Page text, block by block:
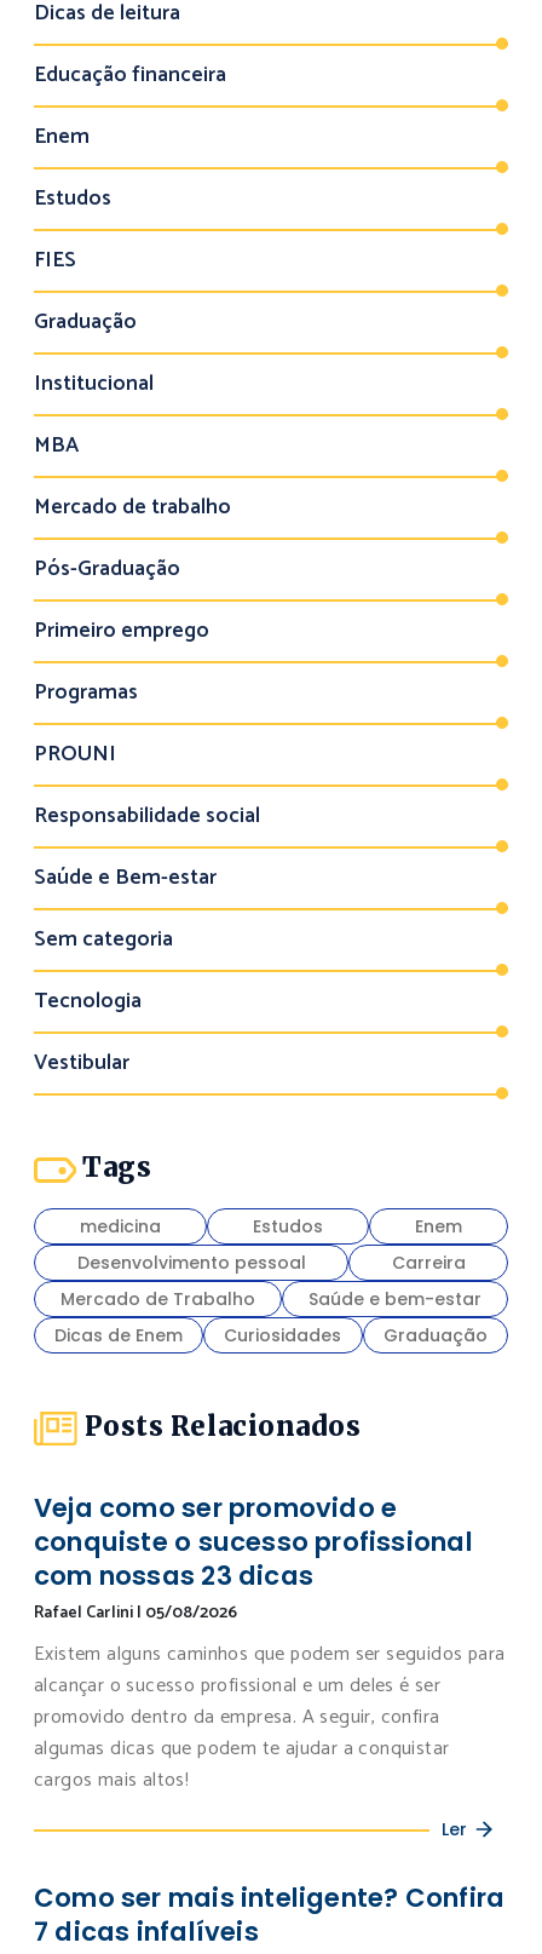
Dicas de leitura
Educação financeira
Enem
Estudos
FIES
Graduação
Institucional
MBA
Mercado de trabalho
Pós-Graduação
Primeiro emprego
Programas
PROUNI
Responsabilidade social
Saúde e Bem-estar
Sem categoria
Tecnologia
Vestibular
Tags
medicina Estudos
Enem
Desenvolvimento pessoal
Carreira
Mercado de Trabalho
Saúde e bem-estar
Dicas de Enem
Curiosidades Graduação
Posts Relacionados
Veja como ser promovido e
conquiste o sucesso profissional
com nossas 23 dicas
Rafael Carlini| 05/08/2026
Existem alguns caminhos que podem ser seguidos para
alcançar o sucesso profissional e um deles é ser
promovido dentro da empresa. A seguir, confira
algumas dicas que podem te ajudar a conquistar
cargos mais altos!
Ler
Como ser mais inteligente? Confira
7 dicas infalíveis